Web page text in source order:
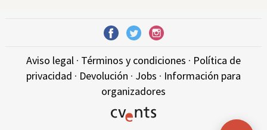
Aviso legal · Términos y condiciones · Política de
privacidad · Devolución · Jobs · Información para
organizadores